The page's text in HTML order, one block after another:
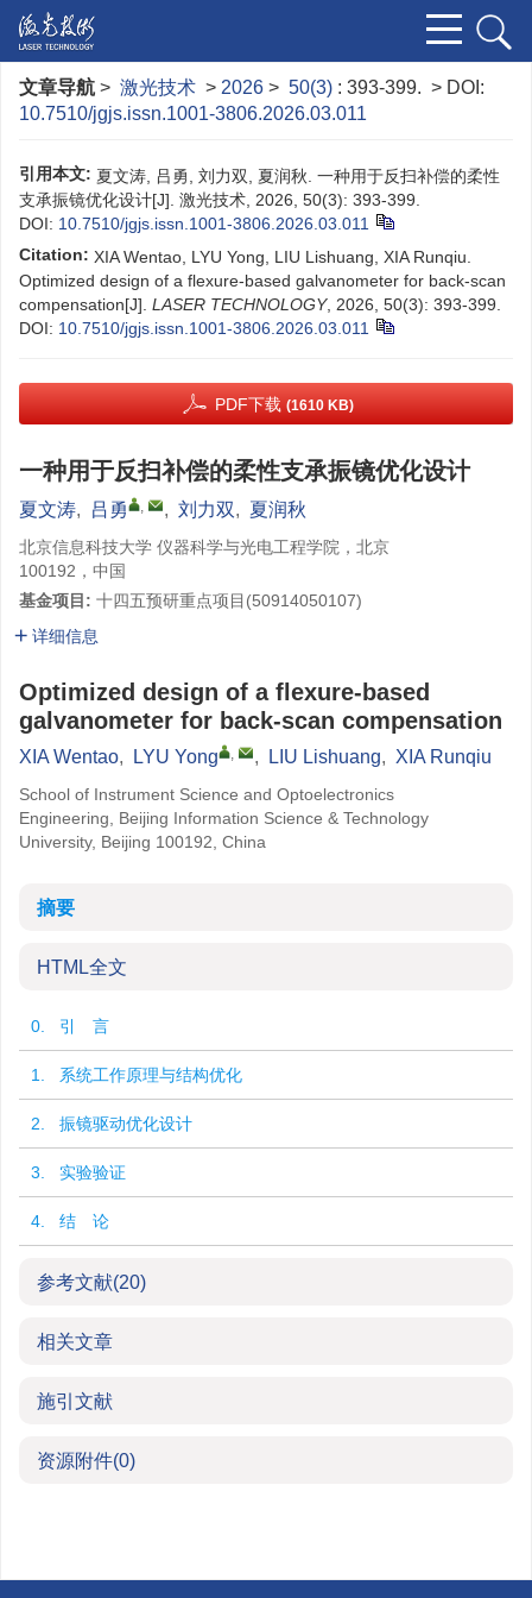
文章导航 > 激光技术 > 2026 > 50(3) : 393-399. > DOI:
10.7510/jgjs.issn.1001-3806.2026.03.011
引用本文: 夏文涛, 吕勇, 刘力双, 夏润秋. 一种用于反扫补偿的柔性
支承振镜优化设计[J]. 激光技术, 2026, 50(3): 393-399.
DOI: 10.7510/jgjs.issn.1001-3806.2026.03.011
Citation: XIA Wentao, LYU Yong, LIU Lishuang, XIA Runqiu.
Optimized design of a flexure-based galvanometer for back-scan
compensation[J]. LASER TECHNOLOGY, 2026, 50(3): 393-399.
DOI: 10.7510/jgjs.issn.1001-3806.2026.03.011
PDF下载 (1610 KB)
一种用于反扫补偿的柔性支承振镜优化设计
夏文涛, 吕勇 , , 刘力双, 夏润秋
北京信息科技大学 仪器科学与光电工程学院，北京
100192，中国
基金项目: 十四五预研重点项目(50914050107)
详细信息
Optimized design of a flexure-based
galvanometer for back-scan compensation
XIA Wentao, LYU Yong , , LIU Lishuang, XIA Runqiu
School of Instrument Science and Optoelectronics
Engineering, Beijing Information Science & Technology
University, Beijing 100192, China
摘要
HTML全文
0. 引 言
1. 系统工作原理与结构优化
2. 振镜驱动优化设计
3. 实验验证
4. 结 论
参考文献(20)
相关文章
施引文献
资源附件(0)